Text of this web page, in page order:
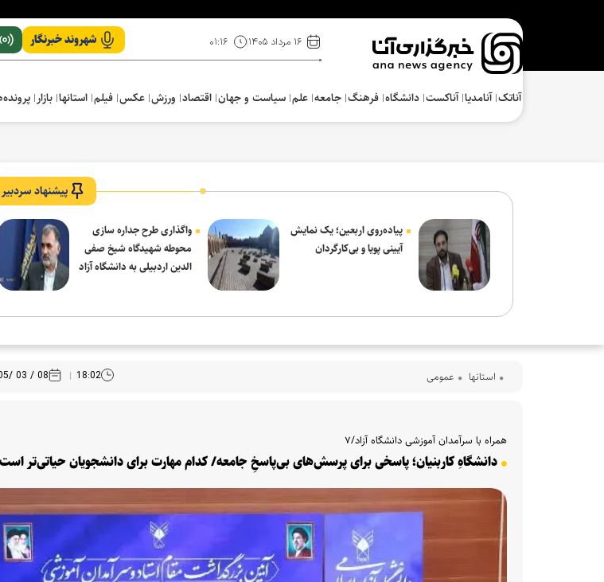
۱۶ مرداد ۱۴۰۵ ۰۱:۱۶ شهروند خبرنگار
آناتک آنامدیا آناکست دانشگاه فرهنگ‌ جامعه علم سیاست و جهان اقتصاد ورزش عکس فیلم استانها بازار
پیشنهاد سردبیر
پیاده‌روی اربعین؛ یک نمایش
آیینی پویا و بی‌کارگردان
واگذاری طرح جداره سازی
محوطه شهیدگاه شیخ صفی
الدین اردبیلی به دانشگاه آزاد
استانها عمومی 18:02
08 / 03 /1405
همراه با سر‌آمدان آموزشی دانشگاه آزاد/۷
دانشگاهِ کاربنیان؛ پاسخی برای پرسش‌های بی‌پاسخِ جامعه/ کدام مهارت برای دانشجویان حیاتی‌تر